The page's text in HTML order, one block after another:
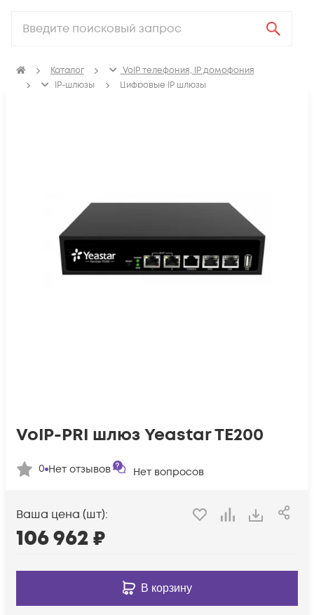
Каталог
VoIP телефония, IP домофония
IP-шлюзы
Цифровые IP шлюзы
VoIP-PRI шлюз Yeastar TE200
0 Нет отзывов Нет вопросов
Ваша цена (шт):
106 962₽
В корзину